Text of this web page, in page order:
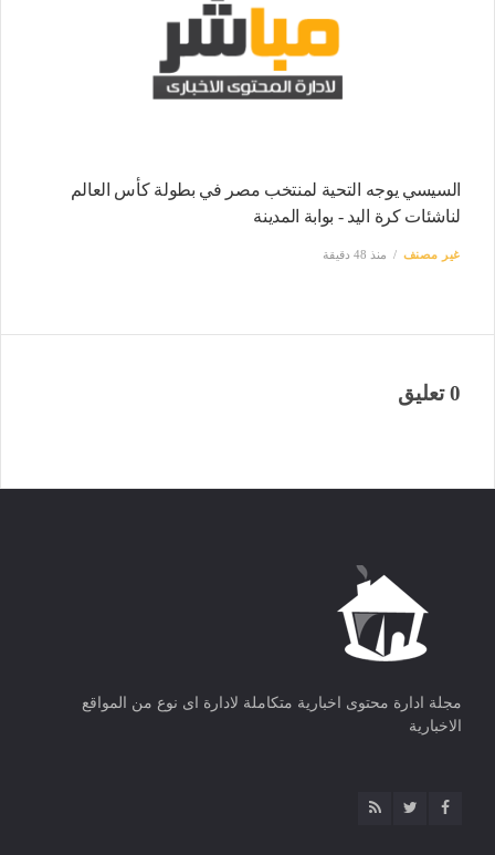
السيسي يوجه التحية لمنتخب مصر في بطولة كأس العالم
لناشئات كرة اليد - بوابة المدينة
غير مصنف منذ 48 دقيقة
0 تعليق
مجلة ادارة محتوى اخبارية متكاملة لادارة اى نوع من المواقع
الاخبارية